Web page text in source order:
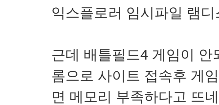
익스플로러 임시파일 램
근데 배틀필드4 게임이
롬으로 사이트 접속후 게
면 메모리 부족하다고 뜨